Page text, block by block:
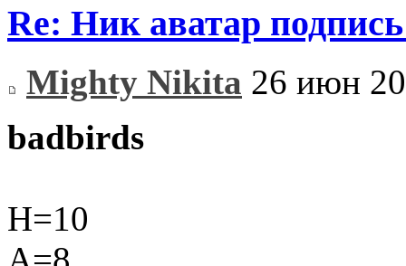
Re: Ник аватар
Mighty Nikita 26 июн
badbirds
Н=10